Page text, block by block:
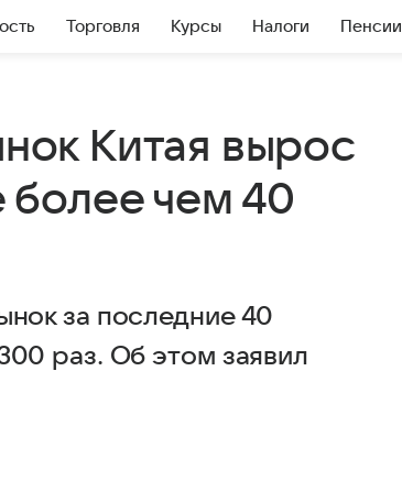
Торговля Курсы Налоги Пенсии
Китая вырос
более чем 40
за последние 40
раз. Об этом заявил